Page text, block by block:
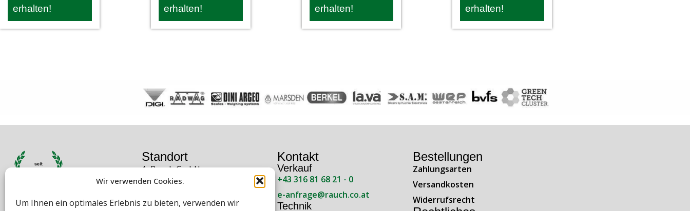
Wir verwenden Cookies.
Um Ihnen ein optimales Erlebnis zu bieten, verwenden wir
erhalten!
erhalten!
erhalten!
erhalten!
Standort
A. Rauch GmbH
Liebenauer Hauptstraße 138
Österreich
Kontakt
Verkauf
+43 316 81 68 21 - 0
e-anfrage@rauch.co.at
Technik
Bestellungen
Zahlungsarten
Versandkosten
Widerrufsrecht